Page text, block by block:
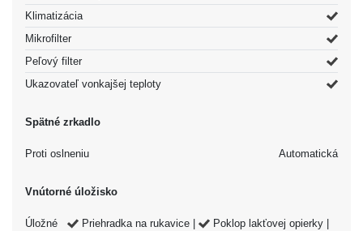
Klimatizácia
Mikrofilter
Peľový filter
Ukazovateľ vonkajšej teploty
Spätné zrkadlo
Proti oslneniu Automatická
Vnútorné úložisko
Úložné
Priehradka na rukavice |
Poklop lakťovej opierky |